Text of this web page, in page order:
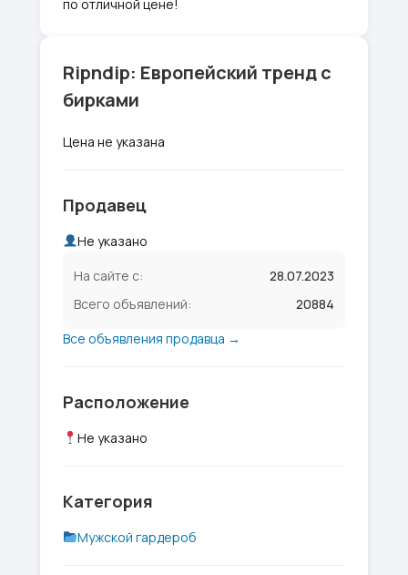
по отличной цене!
Ripndip: Европейский тренд с
бирками
Цена не указана
Продавец
Не указано
На сайте с:
28.07.2023
Всего объявлений:
20884
Все объявления продавца →
Расположение
Не указано
Категория
Мужской гардероб